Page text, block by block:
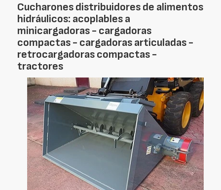
Cucharones distribuidores de alimentos
hidráulicos: acoplables a
minicargadoras - cargadoras
compactas - cargadoras articuladas -
retrocargadoras compactas -
tractores